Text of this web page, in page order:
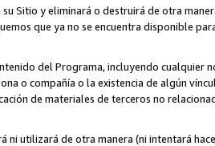
su Sitio y eliminará o destruirá de otra
que ya no se encuentra disponible
del Programa, incluyendo cualquier
o compañía o la existencia de algún
de materiales de terceros no
ni utilizará de otra manera (ni intentará